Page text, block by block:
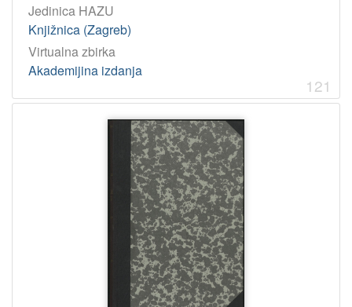
Jedinica HAZU
Knjižnica (Zagreb)
Virtualna zbirka
Akademijina izdanja
121